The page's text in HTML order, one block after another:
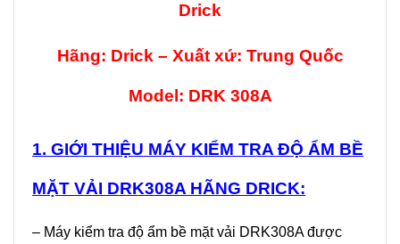
Drick
Hãng: Drick – Xuất xứ: Trung Quốc
Model: DRK 308A
1. GIỚI THIỆU MÁY KIỂM TRA ĐỘ ẨM BỀ
MẶT VẢI DRK308A HÃNG DRICK:
– Máy kiểm tra độ ẩm bề mặt vải DRK308A được